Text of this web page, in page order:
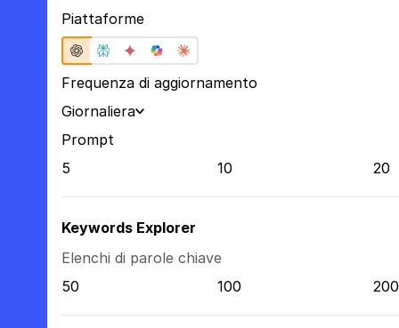
Piattaforme
Frequenza di aggiornamento
Giornaliera
Prompt
5
10 20
Keywords Explorer
Elenchi di parole chiave
50
100 200